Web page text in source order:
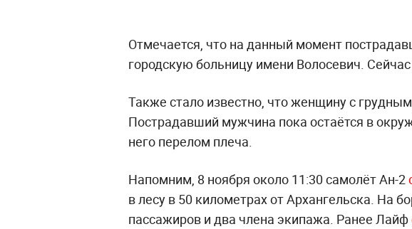
Отмечается, что на данный момент
городскую больницу имени Волосевич.
Также стало известно, что женщину с
Пострадавший мужчина пока остаётся в
него перелом плеча.
Напомним, 8 ноября около 11:30 самолёт Ан-2
в лесу в 50 километрах от Архангельска. На
пассажиров и два члена экипажа. Ранее Лайф